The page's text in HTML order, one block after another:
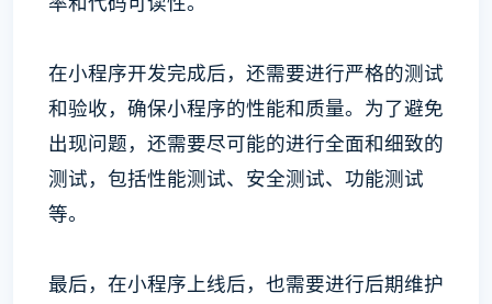
在小程序开发完成后，还需要进行严格的测试
和验收，确保小程序的性能和质量。为了避免
出现问题，还需要尽可能的进行全面和细致的
测试，包括性能测试、安全测试、功能测试
等。
最后，在小程序上线后，也需要进行后期维护